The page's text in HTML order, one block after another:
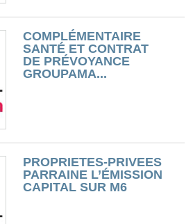
COMPLÉMENTAIRE
SANTÉ ET CONTRAT
DE PRÉVOYANCE
GROUPAMA...
PROPRIETES-PRIVEES
PARRAINE L’ÉMISSION
CAPITAL SUR M6